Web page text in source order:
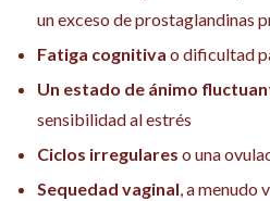
un exceso de prostaglandinas
Fatiga cognitiva o dificultad
Un estado de ánimo
sensibilidad al estrés
Ciclos irregulares o una
Sequedad vaginal, a menudo